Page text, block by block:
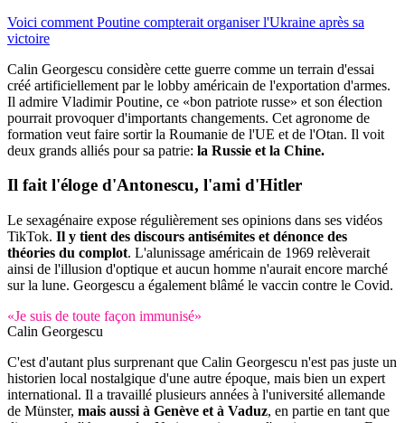
Voici comment Poutine compterait organiser l'Ukraine après sa
victoire
Calin Georgescu considère cette guerre comme un terrain d'essai
créé artificiellement par le lobby américain de l'exportation d'armes.
Il admire Vladimir Poutine, ce «bon patriote russe» et son élection
pourrait provoquer d'importants changements. Cet agronome de
formation veut faire sortir la Roumanie de l'UE et de l'Otan. Il voit
deux grands alliés pour sa patrie: la Russie et la Chine.
Il fait l'éloge d'Antonescu, l'ami d'Hitler
Le sexagénaire expose régulièrement ses opinions dans ses vidéos
TikTok. Il y tient des discours antisémites et dénonce des
théories du complot. L'alunissage américain de 1969 relèverait
ainsi de l'illusion d'optique et aucun homme n'aurait encore marché
sur la lune. Georgescu a également blâmé le vaccin contre le Covid.
«Je suis de toute façon immunisé»
Calin Georgescu
C'est d'autant plus surprenant que Calin Georgescu n'est pas juste un
historien local nostalgique d'une autre époque, mais bien un expert
international. Il a travaillé plusieurs années à l'université allemande
de Münster, mais aussi à Genève et à Vaduz, en partie en tant que